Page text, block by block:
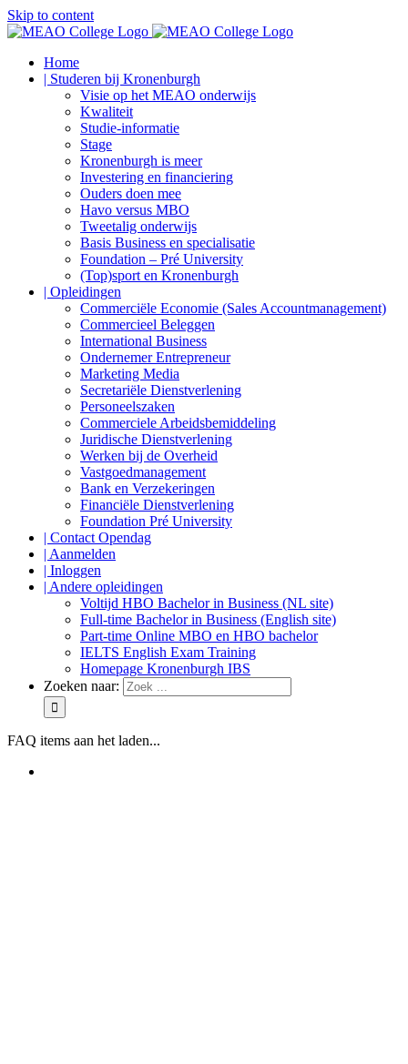
Skip to content
Home
| Studeren bij Kronenburgh
Visie op het MEAO onderwijs
Kwaliteit
Studie-informatie
Stage
Kronenburgh is meer
Investering en financiering
Ouders doen mee
Havo versus MBO
Tweetalig onderwijs
Basis Business en specialisatie
Foundation – Pré University
(Top)sport en Kronenburgh
| Opleidingen
Commerciële Economie (Sales Accountmanagement)
Commercieel Beleggen
International Business
Ondernemer Entrepreneur
Marketing Media
Secretariële Dienstverlening
Personeelszaken
Commerciele Arbeidsbemiddeling
Juridische Dienstverlening
Werken bij de Overheid
Vastgoedmanagement
Bank en Verzekeringen
Financiële Dienstverlening
Foundation Pré University
| Contact Opendag
| Aanmelden
| Inloggen
| Andere opleidingen
Voltijd HBO Bachelor in Business (NL site)
Full-time Bachelor in Business (English site)
Part-time Online MBO en HBO bachelor
IELTS English Exam Training
Homepage Kronenburgh IBS
Zoeken naar:
FAQ items aan het laden...